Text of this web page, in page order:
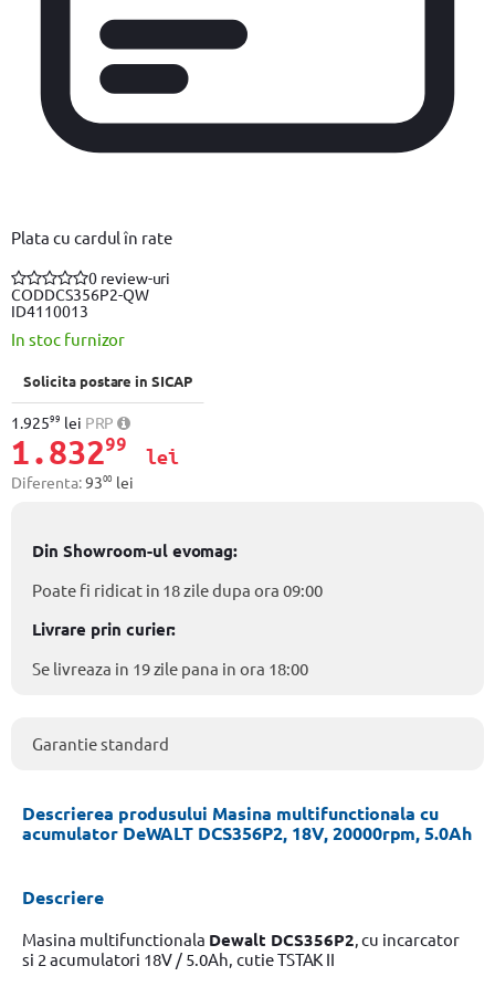
Plata cu cardul în rate
0 review-uri
CODDCS356P2-QW
ID4110013
In stoc furnizor
Solicita postare in SICAP
1.92599 lei PRP
1.83299
lei
Diferenta:9300 lei
Din Showroom-ul evomag:
Poate fi ridicat in 18 zile dupa ora 09:00
Livrare prin curier:
Se livreaza in 19 zile pana in ora 18:00
Garantie standard
Descrierea produsului Masina multifunctionala cu
acumulator DeWALT DCS356P2, 18V, 20000rpm, 5.0Ah
Descriere
Masina multifunctionala Dewalt DCS356P2, cu incarcator
si 2 acumulatori 18V / 5.0Ah, cutie TSTAK II